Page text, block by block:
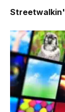
Streetwalkin'